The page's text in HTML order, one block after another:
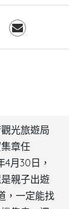
光旅遊局
章任
月30日，
親子出遊
，一定能找